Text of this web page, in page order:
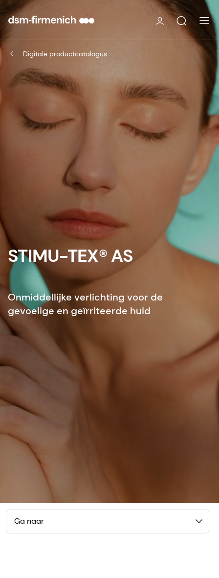
Digitale productcatalogus
STIMU-TEX® AS
Onmiddellijke verlichting voor de
gevoelige en geïrriteerde huid
Ga naar